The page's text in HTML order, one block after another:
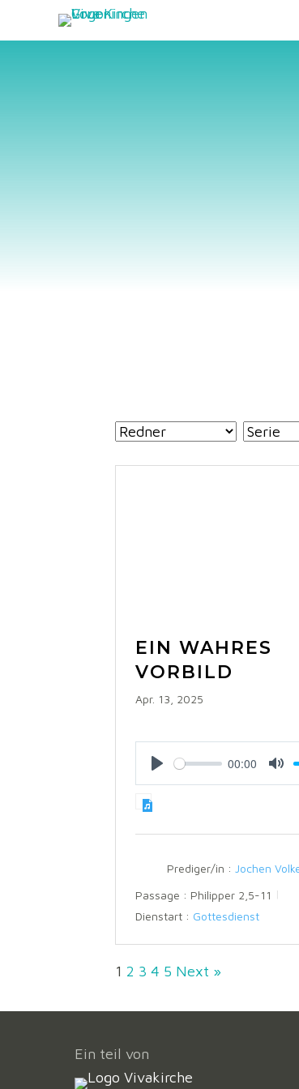
EIN WAHRES
VORBILD
Apr. 13, 2025
P
a
00:00
M
t
Prediger/in : Jochen
Passage : Philipper 2,5-11
Dienstart : Gottesdienst
1 2 3 4 5 Next »
Ein teil von